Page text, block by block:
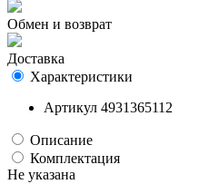
Обмен и возврат
Доставка
Характеристики
Артикул 4931365112
Описание
Комплектация
Не указана